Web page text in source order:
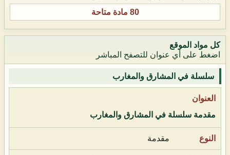
80 مادة متاحة
كل مواد الموقع
اضغط على أي عنوان للتصفح المباشر
سلسلة في المشارق والمغارب
مقدمة سلسلة في المشارق والمغارب
مقدمة